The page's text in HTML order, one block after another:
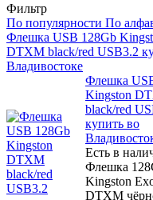
Фильтр
По популярности По
Флешка USB 128Gb
DTXM black/red USB3.2
Владивостоке
Флешка
Kingston
black/red
купить во
Есть в
Флешка
Kingston
DTXM